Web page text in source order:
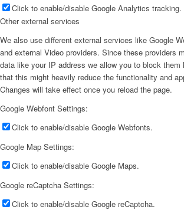
Click to enable/disable Google Analytics tracking.
Other external services
We also use different external services like Google
and external Video providers. Since these providers
data like your IP address we allow you to block them
that this might heavily reduce the functionality and
Changes will take effect once you reload the page.
Google Webfont Settings:
Click to enable/disable Google Webfonts.
Google Map Settings:
Click to enable/disable Google Maps.
Google reCaptcha Settings:
Click to enable/disable Google reCaptcha.